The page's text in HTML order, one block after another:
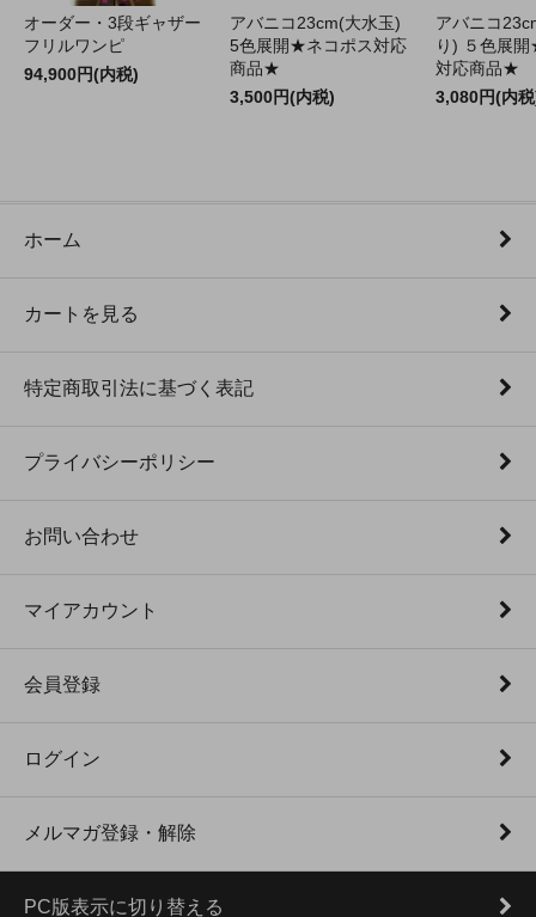
オーダー・3段ギャザー
フリルワンピ
94,900円(内税)
アバニコ23cm(大水玉)
5色展開★ネコポス対応
商品★
3,500円(内税)
アバニコ
り) ５色展
対応商品★
3,080円(内
ホーム
カートを見る
特定商取引法に基づく表記
プライバシーポリシー
お問い合わせ
マイアカウント
会員登録
ログイン
メルマガ登録・解除
PC版表示に切り替える